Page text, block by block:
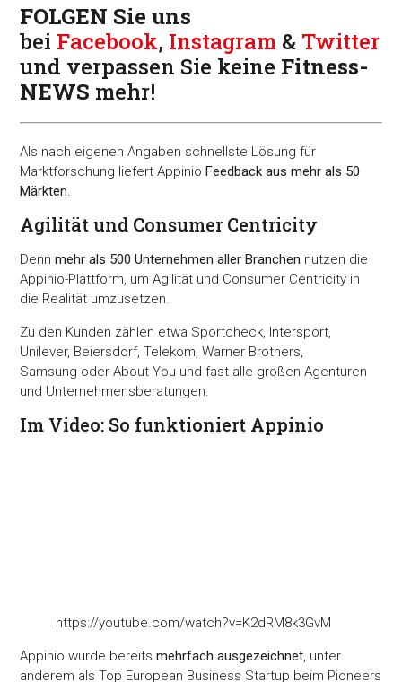
FOLGEN Sie uns
bei Facebook, Instagram & Twitter
und verpassen Sie keine Fitness-
NEWS mehr!
Als nach eigenen Angaben schnellste Lösung für
Marktforschung liefert AppinioFeedback aus mehr als 50
Märkten.
Agilität und Consumer Centricity
Dennmehr als 500 Unternehmen aller Branchen nutzen die
Appinio-Plattform, um Agilität und Consumer Centricity in
die Realität umzusetzen.
Zu den Kunden zählen etwa Sportcheck, Intersport,
Unilever, Beiersdorf, Telekom, Warner Brothers,
Samsung oder About You und fast alle großen Agenturen
und Unternehmensberatungen.
Im Video: So funktioniert Appinio
https://youtube.com/watch?v=K2dRM8k3GvM
Appinio wurde bereitsmehrfach ausgezeichnet, unter
anderem als Top European Business Startup beim Pioneers